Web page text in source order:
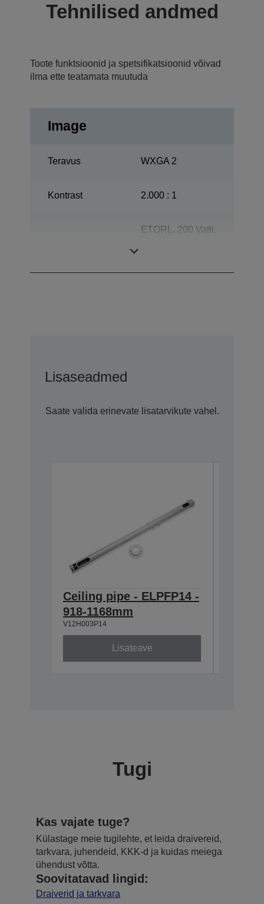
Tehnilised andmed
Toote funktsioonid ja spetsifikatsioonid võivad
ilma ette teatamata muutuda
Image
Teravus WXGA 2
Kontrast 2.000 : 1
ETORL, 200 Vatti,
Lisaseadmed
Saate valida erinevate lisatarvikute vahel.
Ceiling pipe - ELPFP14 -
918-1168mm
V12H003P14
Lisateave
Tugi
Kas vajate tuge?
Külastage meie tugilehte, et leida draivereid,
tarkvara, juhendeid, KKK-d ja kuidas meiega
ühendust võtta.
Soovitatavad lingid:
Draiverid ja tarkvara